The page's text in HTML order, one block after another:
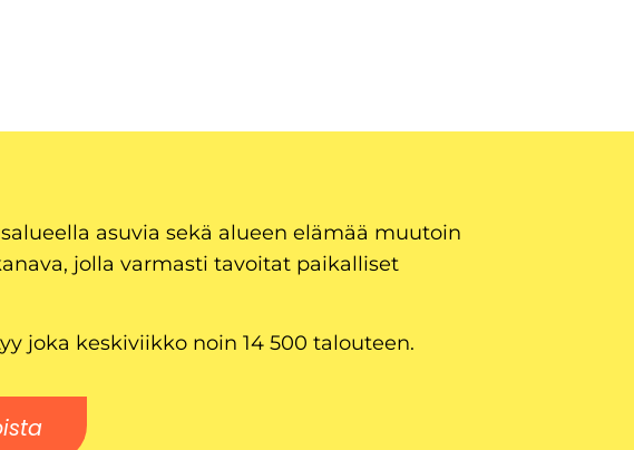
asuvia sekä alueen elämää muutoin
jolla varmasti tavoitat paikalliset
joka keskiviikko noin 14 500 talouteen.